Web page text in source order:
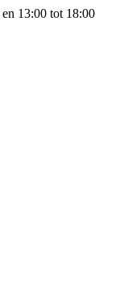
en 13:00 tot 18:00